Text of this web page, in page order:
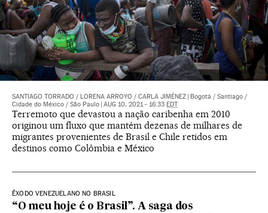
SANTIAGO TORRADO / LORENA ARROYO / CARLA JIMÉNEZ
Bogotá / Santiago /
Cidade do México / São Paulo AUG 10, 2021 - 16:33 EDT
Terremoto que devastou a nação caribenha em 2010
originou um fluxo que mantém dezenas de milhares de
migrantes provenientes de Brasil e Chile retidos em
destinos como Colômbia e México
ÊXODO VENEZUELANO NO BRASIL
“O meu hoje é o Brasil”. A saga dos